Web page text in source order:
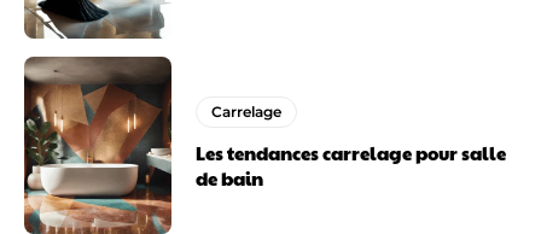
Carrelage
Les tendances carrelage pour salle
de bain